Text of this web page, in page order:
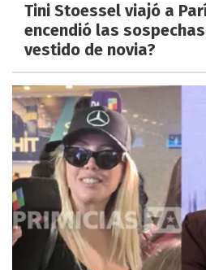
Tini Stoessel viajó a
encendió las
vestido de novia?